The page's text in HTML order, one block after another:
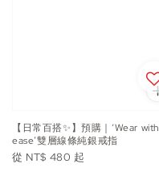
【日常百搭✨】預購｜‘Wear with
ease’雙層線條純銀戒指
Regular
從 NT$ 480 起